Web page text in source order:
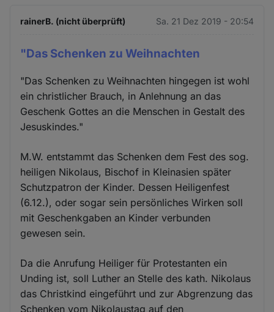
rainerB. (nicht überprüft) Sa. 21 Dez 2019 - 20:54
"Das Schenken zu Weihnachten
"Das Schenken zu Weihnachten hingegen ist wohl
ein christlicher Brauch, in Anlehnung an das
Geschenk Gottes an die Menschen in Gestalt des
Jesuskindes."
M.W. entstammt das Schenken dem Fest des sog.
heiligen Nikolaus, Bischof in Kleinasien später
Schutzpatron der Kinder. Dessen Heiligenfest
(6.12.), oder sogar sein persönliches Wirken soll
mit Geschenkgaben an Kinder verbunden
gewesen sein.
Da die Anrufung Heiliger für Protestanten ein
Unding ist, soll Luther an Stelle des kath. Nikolaus
das Christkind eingeführt und zur Abgrenzung das
Schenken vom Nikolaustag auf den